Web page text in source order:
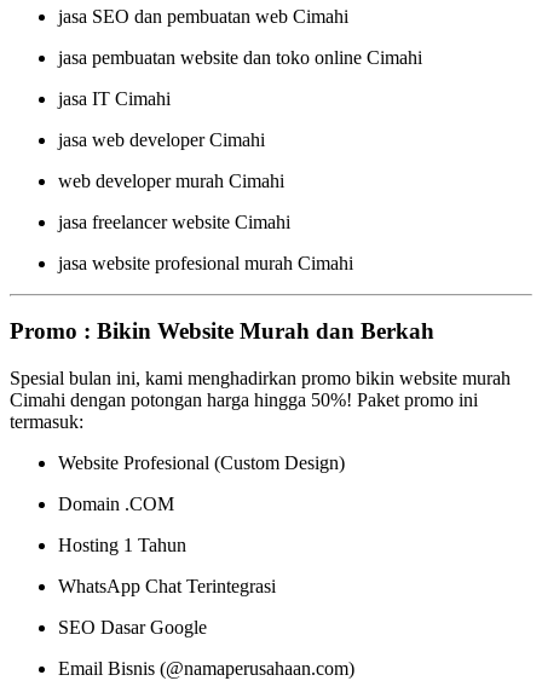
jasa SEO dan pembuatan web Cimahi
jasa pembuatan website dan toko online Cimahi
jasa IT Cimahi
jasa web developer Cimahi
web developer murah Cimahi
jasa freelancer website Cimahi
jasa website profesional murah Cimahi
Promo : Bikin Website Murah dan Berkah
Spesial bulan ini, kami menghadirkan promo bikin website murah
Cimahi dengan potongan harga hingga 50%! Paket promo ini
termasuk:
Website Profesional (Custom Design)
Domain .COM
Hosting 1 Tahun
WhatsApp Chat Terintegrasi
SEO Dasar Google
Email Bisnis (@namaperusahaan.com)